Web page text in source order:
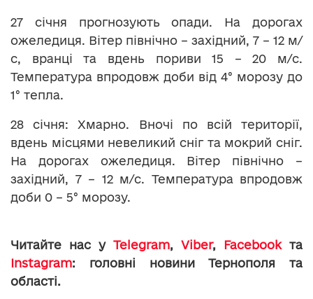
27 січня прогнозують опади. На дорогах
ожеледиця. Вітер північно – західний, 7 – 12 м/
с, вранці та вдень пориви 15 – 20 м/с.
Температура впродовж доби від 4° морозу до
1° тепла.
28 січня: Хмарно. Вночі по всій території,
вдень місцями невеликий сніг та мокрий сніг.
На дорогах ожеледиця. Вітер північно –
західний, 7 – 12 м/с. Температура впродовж
доби 0 – 5° морозу.
Читайте нас у Telegram, Viber, Facebookта
Instagram: головні новини Тернополя та
області.